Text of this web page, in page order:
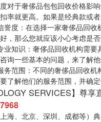
对于奢侈品包包回收价格影
率就更高。如果是经典款或
誉度：在选择一家奢侈品回
，那么您就应该小心考虑是否
业知识：奢侈品回收机构需
询一些基本的问题，来了解他
务范围：不同的奢侈品回收
了解他们的服务范围，并确
SERVICES】尊享
海、北京、深圳、成都等）